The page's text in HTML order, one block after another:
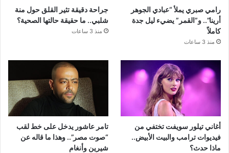
رامي صبري يملأ “عبادي الجوهر
أرينا”.. و”القمر” يضيء ليل جدة
كاملاً
منذ 3 ساعات
جراحة دقيقة تثير القلق حول منة
شلبي.. ما حقيقة حالتها الصحية؟
منذ 3 ساعات
أغاني تيلور سويفت تختفي من
فيديوات ترامب والبيت الأبيض..
ماذا حدث؟
تامر عاشور يدخل على خط لقب
“صوت مصر”.. وهذا ما قاله عن
شيرين وأنغام